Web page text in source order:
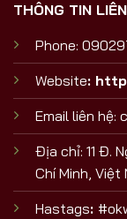
THÔNG TIN
Phone:
Website:
Email liên hệ:
Địa chỉ: 11 Đ.
Chí Minh, Việt
Hastags: